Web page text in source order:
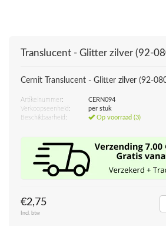
Translucent - Glitter zilver (92-
Cernit Translucent - Glitter zilver (92-
Artikelnummer:
CERN094
Verkoopseenheid:
per stuk
Beschikbaarheid:
Op voorraad (3)
€2,75
Incl. btw